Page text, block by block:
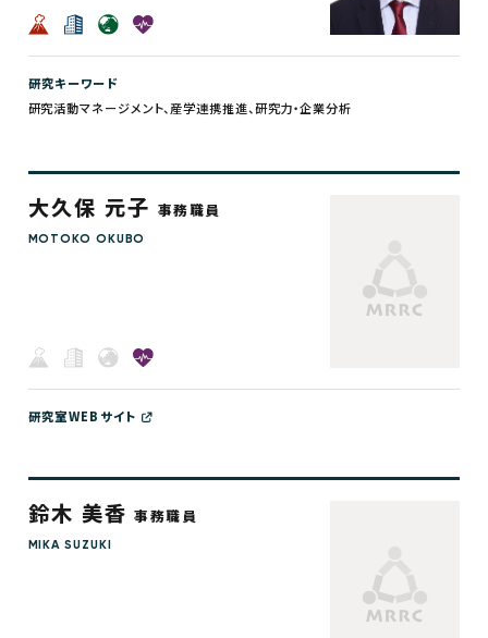
研究キーワード
研究活動マネージメント、産学連携推進、研究力・企業分析
大久保 元子 事務職員
MOTOKO OKUBO
研究室WEBサイト
鈴木 美香事務職員
MIKA SUZUKI